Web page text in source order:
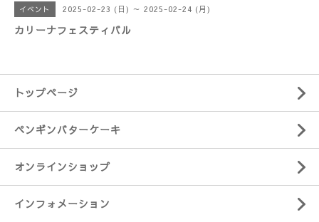
イベント 2025-02-23 (日) ～ 2025-02-24 (月)
カリーナフェスティバル
トップページ
ペンギンバターケーキ
オンラインショップ
インフォメーション